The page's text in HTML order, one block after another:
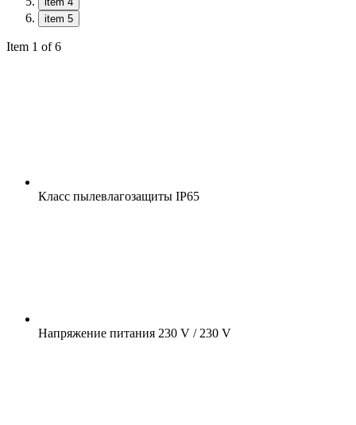
item 5
Item 1 of 6
Класс пылевлагозащиты IP65
Напряжение питания 230 V / 230 V